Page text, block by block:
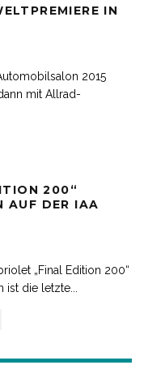
IN
2015
mit Allrad-
200“
AUF DER IAA
„Final Edition 200“
ist die letzte